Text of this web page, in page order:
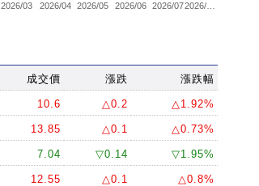
10.4 --
5
10.45 ▲ 0.05
6
10.45 ▲ 0.05
1
10.45 ▲ 0.05
7
10.4
1
2026/03 2026/04 2026/05 2026/06 2026/072026/…
成交價 漲跌 漲跌幅
10.6 △0.2 △1.92%
13.85 △0.1 △0.73%
7.04 ▽0.14 ▽1.95%
12.55 △0.1 △0.8%